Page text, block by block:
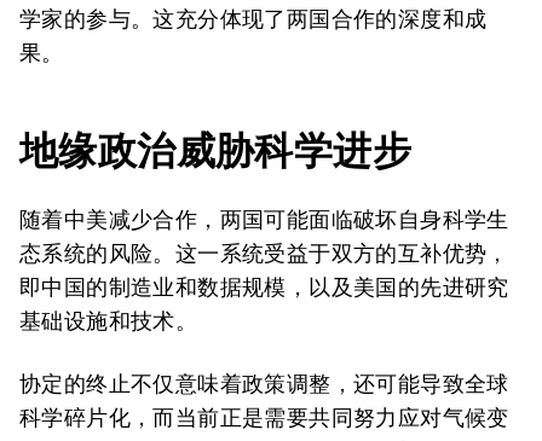
学家的参与。这充分体现了两国合作的深度和成
果。
地缘政治威胁科学进步
随着中美减少合作，两国可能面临破坏自身科学生
态系统的风险。这一系统受益于双方的互补优势，
即中国的制造业和数据规模，以及美国的先进研究
基础设施和技术。
协定的终止不仅意味着政策调整，还可能导致全球
科学碎片化，而当前正是需要共同努力应对气候变